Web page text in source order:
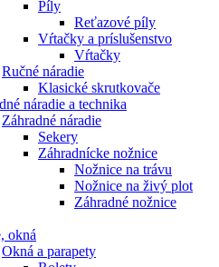
Píly
Reťazové píly
Vŕtačky a príslušenstvo
Vŕtačky
Ručné náradie
Klasické skrutkovače
náradie a technika
Záhradné náradie
Sekery
Záhradnícke nožnice
Nožnice na trávu
Nožnice na živý plot
Záhradné nožnice
okná
Okná a parapety